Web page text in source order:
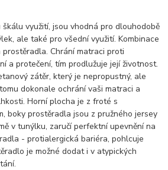
využití, jsou vhodná pro dlouhodobě
ale také pro všední využití. Kombinace
Chrání matraci proti
a protečení, tím prodlužuje její životnost.
zátěr, který je nepropustný, ale
dokonale ochrání vaši matraci a
Horní plocha je z froté s
boky prostěradla jsou z pružného jersey
v tunýlku, zaručí perfektní upevnění na
- protialergická bariéra, pohlcuje
je možné dodat i v atypických